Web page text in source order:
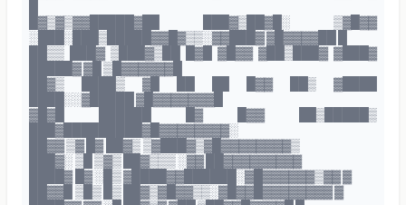
█▓▒▓▒▓▓█████▓██ ███▓▒██▓█░ ▒▓█▓▓
░███░███▒█████▓▓█▓▒▒░▓▓███▓ ▓█▓▓▓▓██ █
██▒▒ ███▓ ▒███▓▒██ █▓█ ▓█▓▓ ▓██▒███▓ ▓███▓
█████▓ ▓█ ▒█▓▓▓▓▓▓█
██▓▒ ████▒ ▓█ ██ ██ █▓▓ ██▒ ▓████
████░░▓█████ ▓█▓▓▓▓▓▓▓█
▓█▓█ ██████ █▓ █▓▓ ██▒█████▒
███▓█████████▓█▓▓▓▓▓▓▓▓░
██▓▓ ▒▓ █▓ ██▓▒ ▒▓███▓▒▓█▓▓▓▓▓▓▓▓▒
███▓░ ▒█ ▒▓▒ ██▓▒▒▒ ░▓▓ ██▓▓▓▓▓▓▓▓▓
████▓ █▓ ░█▒ ▓████▓▓██████░▓█▓▓▓▓▓▓▒▓▓ ▓
██▓▓█ ▒█▒ █▒ ██▓▒▓█▓▓▒▒░▓█▓▓█▓▓▓▓▓▓▓▓ ▓